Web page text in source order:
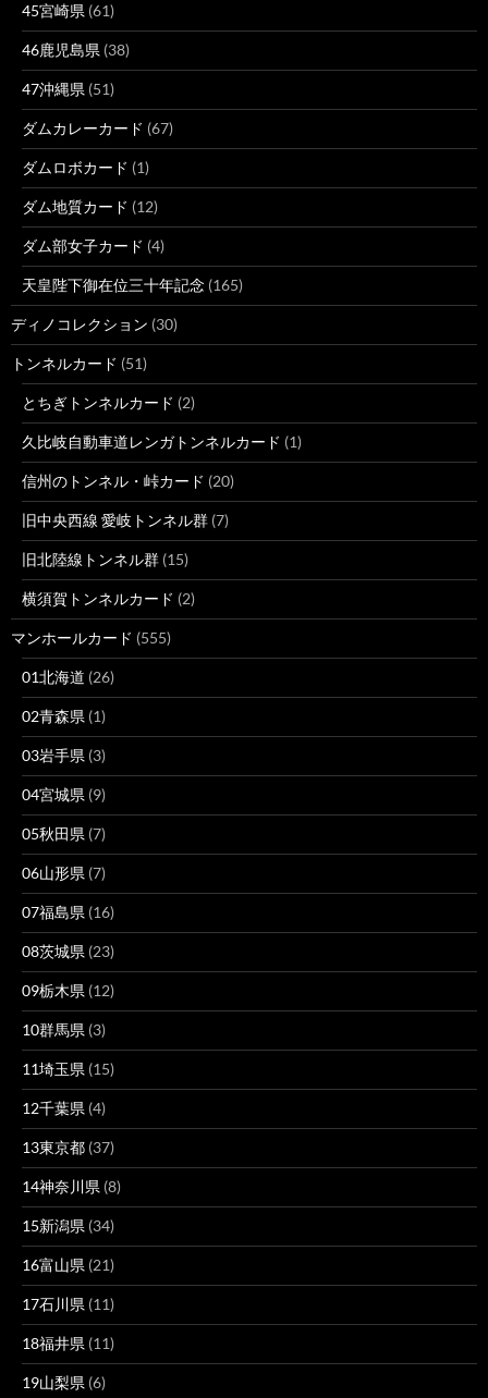
45宮崎県 (61)
46鹿児島県 (38)
47沖縄県 (51)
ダムカレーカード (67)
ダムロボカード (1)
ダム地質カード (12)
ダム部女子カード (4)
天皇陛下御在位三十年記念 (165)
ディノコレクション (30)
トンネルカード (51)
とちぎトンネルカード (2)
久比岐自動車道レンガトンネルカード (1)
信州のトンネル・峠カード (20)
旧中央西線 愛岐トンネル群 (7)
旧北陸線トンネル群 (15)
横須賀トンネルカード (2)
マンホールカード (555)
01北海道 (26)
02青森県 (1)
03岩手県 (3)
04宮城県 (9)
05秋田県 (7)
06山形県 (7)
07福島県 (16)
08茨城県 (23)
09栃木県 (12)
10群馬県 (3)
11埼玉県 (15)
12千葉県 (4)
13東京都 (37)
14神奈川県 (8)
15新潟県 (34)
16富山県 (21)
17石川県 (11)
18福井県 (11)
19山梨県 (6)